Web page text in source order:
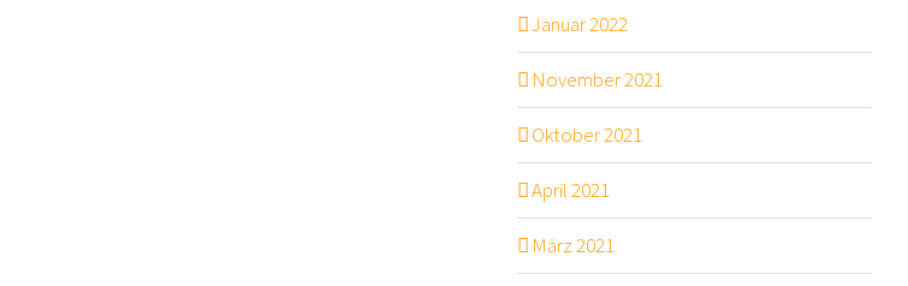
Januar 2022
November 2021
Oktober 2021
April 2021
März 2021